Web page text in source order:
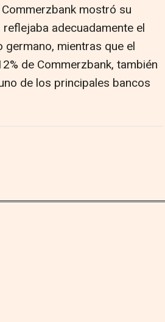
mostró su
adecuadamente el
mientras que el
de Commerzbank, también
de los principales bancos